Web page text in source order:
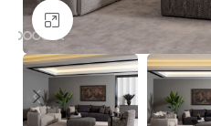
Büyütmek için tıklayın